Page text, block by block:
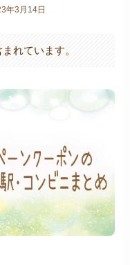
年3月14日
れています。